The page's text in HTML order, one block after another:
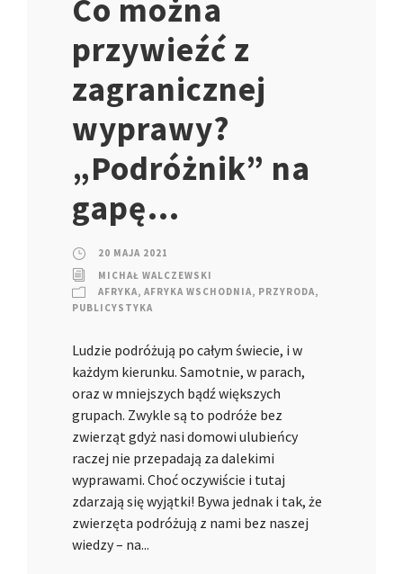
Co można
przywieźć z
zagranicznej
wyprawy?
„Podróżnik” na
gapę…
20 MAJA 2021
MICHAŁ WALCZEWSKI
AFRYKA, AFRYKA WSCHODNIA, PRZYRODA,
PUBLICYSTYKA
Ludzie podróżują po całym świecie, i w
każdym kierunku. Samotnie, w parach,
oraz w mniejszych bądź większych
grupach. Zwykle są to podróże bez
zwierząt gdyż nasi domowi ulubieńcy
raczej nie przepadają za dalekimi
wyprawami. Choć oczywiście i tutaj
zdarzają się wyjątki! Bywa jednak i tak, że
zwierzęta podróżują z nami bez naszej
wiedzy – na...